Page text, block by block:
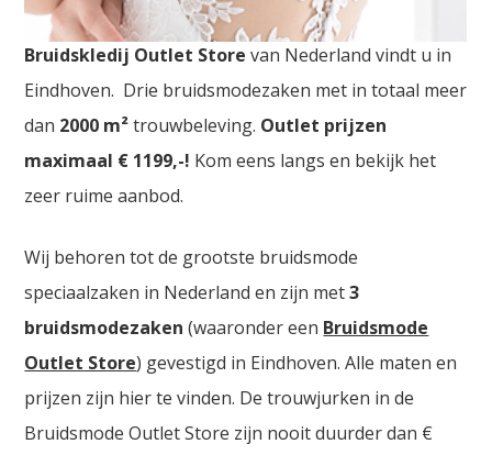
Bruidskledij Outlet Luxemburg. Degrootste
Bruidskledij Outlet Store van Nederland vindt u in
Eindhoven. Drie bruidsmodezaken met in totaal meer
dan 2000 m²trouwbeleving. Outlet prijzen
maximaal € 1199,-! Kom eens langs en bekijk het
zeer ruime aanbod.
Wij behoren tot de grootste bruidsmode
speciaalzaken in Nederland en zijn met3
bruidsmodezaken (waaronder een Bruidsmode
Outlet Store) gevestigd in Eindhoven. Alle maten en
prijzen zijn hier te vinden. De trouwjurken in de
Bruidsmode Outlet Store zijn nooit duurder dan €